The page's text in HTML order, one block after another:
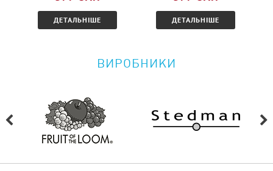
ДЕТАЛЬНІШЕ ДЕТАЛЬНІШЕ
ВИРОБНИКИ